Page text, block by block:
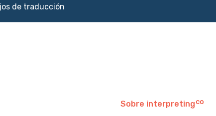
de traducción
Sobre interpreting